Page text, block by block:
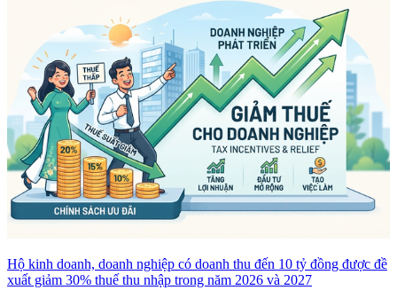
Hộ kinh doanh, doanh nghiệp có doanh thu đến 10 tỷ đồng được đề
xuất giảm 30% thuế thu nhập trong năm 2026 và 2027